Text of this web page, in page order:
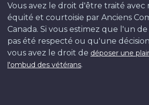
Vous avez le droit d'être traité avec
équité et courtoisie par Anciens
Canada. Si vous estimez que l'un
pas été respecté ou qu'une
vous avez le droit de déposer une
l'ombud des vétérans.